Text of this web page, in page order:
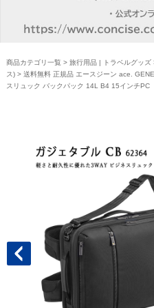
商品カテゴリ一覧 > 旅行用品 | トラベルグッズ
ス)> 送料無料 正規品 エースジーン ace.
スリュック バックパック 14L B4 15インチPC